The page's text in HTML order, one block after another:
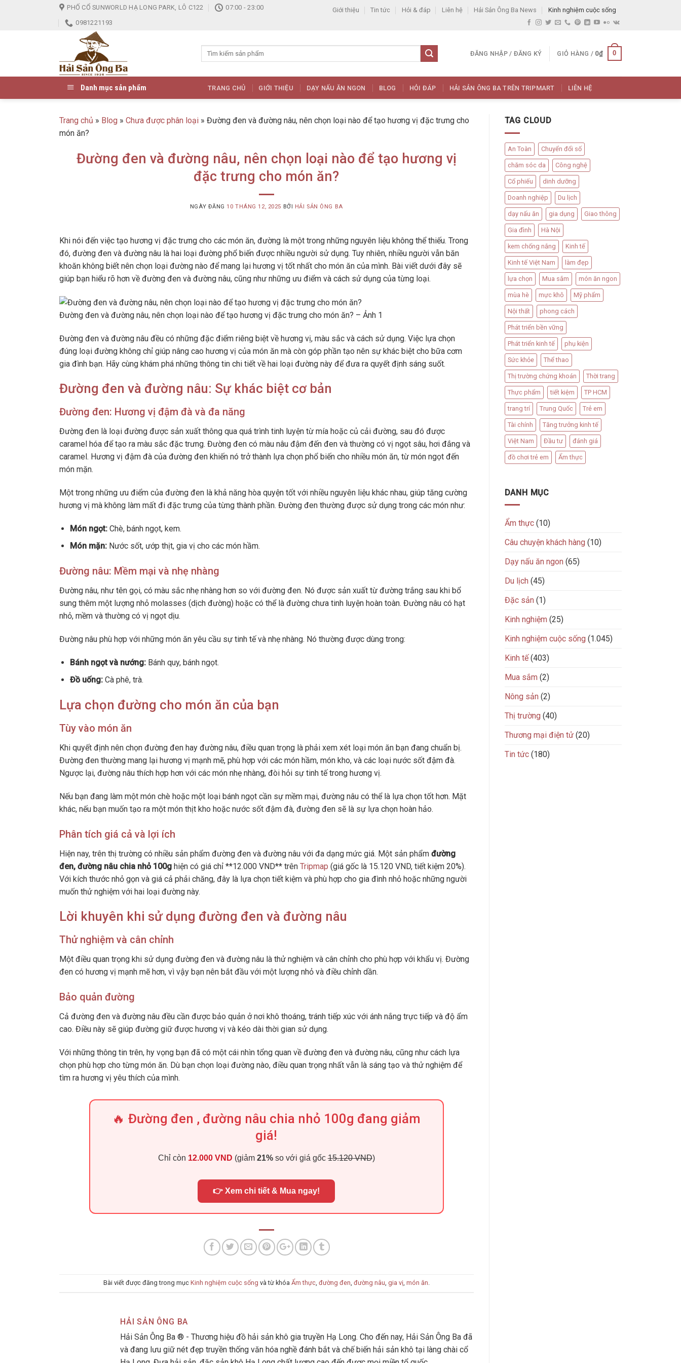
PHỐ CỔ SUNWORLD HẠ LONG PARK, LÔ C122
07:00 - 23:00
0981221193
Giới thiệu Tin tức Hỏi & đáp Liên hệ Hải Sản Ông Ba News Kinh nghiệm cuộc sống
ĐĂNG NHẬP / ĐĂNG KÝ GIỎ HÀNG / 0₫ 0
Danh mục sản phẩm TRANG CHỦ GIỚI THIỆU DẠY NẤU ĂN NGON BLOG HỎI ĐÁP HẢI SẢN ÔNG BA TRÊN TRIPMART LIÊN HỆ
Trang chủ » Blog » Chưa được phân loại » Đường đen và đường nâu, nên chọn loại nào để tạo hương vị đặc trưng cho
món ăn?
Đường đen và đường nâu, nên chọn loại nào để tạo hương vị
đặc trưng cho món ăn?
NGÀY ĐĂNG 10 THÁNG 12, 2025 BỞI HẢI SẢN ÔNG BA
Khi nói đến việc tạo hương vị đặc trưng cho các món ăn, đường là một trong những nguyên liệu không thể thiếu. Trong
đó, đường đen và đường nâu là hai loại đường phổ biến được nhiều người sử dụng. Tuy nhiên, nhiều người vẫn băn
khoăn không biết nên chọn loại đường nào để mang lại hương vị tốt nhất cho món ăn của mình. Bài viết dưới đây sẽ
giúp bạn hiểu rõ hơn về đường đen và đường nâu, cũng như những ưu điểm và cách sử dụng của từng loại.
Đường đen và đường nâu, nên chọn loại nào để tạo hương vị đặc trưng cho món ăn? – Ảnh 1
Đường đen và đường nâu đều có những đặc điểm riêng biệt về hương vị, màu sắc và cách sử dụng. Việc lựa chọn
đúng loại đường không chỉ giúp nâng cao hương vị của món ăn mà còn góp phần tạo nên sự khác biệt cho bữa cơm
gia đình bạn. Hãy cùng khám phá những thông tin chi tiết về hai loại đường này để đưa ra quyết định sáng suốt.
Đường đen và đường nâu: Sự khác biệt cơ bản
Đường đen: Hương vị đậm đà và đa năng
Đường đen là loại đường được sản xuất thông qua quá trình tinh luyện từ mía hoặc củ cải đường, sau đó được
caramel hóa để tạo ra màu sắc đặc trưng. Đường đen có màu nâu đậm đến đen và thường có vị ngọt sâu, hơi đắng và
caramel. Hương vị đậm đà của đường đen khiến nó trở thành lựa chọn phổ biến cho nhiều món ăn, từ món ngọt đến
món mặn.
Một trong những ưu điểm của đường đen là khả năng hòa quyện tốt với nhiều nguyên liệu khác nhau, giúp tăng cường
hương vị mà không làm mất đi đặc trưng của từng thành phần. Đường đen thường được sử dụng trong các món như:
Món ngọt:Chè, bánh ngọt, kem.
Món mặn:Nước sốt, ướp thịt, gia vị cho các món hầm.
Đường nâu: Mềm mại và nhẹ nhàng
Đường nâu, như tên gọi, có màu sắc nhẹ nhàng hơn so với đường đen. Nó được sản xuất từ đường trắng sau khi bổ
sung thêm một lượng nhỏ molasses (dịch đường) hoặc có thể là đường chưa tinh luyện hoàn toàn. Đường nâu có hạt
nhỏ, mềm và thường có vị ngọt dịu.
Đường nâu phù hợp với những món ăn yêu cầu sự tinh tế và nhẹ nhàng. Nó thường được dùng trong:
Bánh ngọt và nướng:Bánh quy, bánh ngọt.
Đồ uống:Cà phê, trà.
Lựa chọn đường cho món ăn của bạn
Tùy vào món ăn
Khi quyết định nên chọn đường đen hay đường nâu, điều quan trọng là phải xem xét loại món ăn bạn đang chuẩn bị.
Đường đen thường mang lại hương vị mạnh mẽ, phù hợp với các món hầm, món kho, và các loại nước sốt đậm đà.
Ngược lại, đường nâu thích hợp hơn với các món nhẹ nhàng, đòi hỏi sự tinh tế trong hương vị.
Nếu bạn đang làm một món chè hoặc một loại bánh ngọt cần sự mềm mại, đường nâu có thể là lựa chọn tốt hơn. Mặt
khác, nếu bạn muốn tạo ra một món thịt kho hoặc nước sốt đậm đà, đường đen sẽ là sự lựa chọn hoàn hảo.
Phân tích giá cả và lợi ích
Hiện nay, trên thị trường có nhiều sản phẩm đường đen và đường nâu với đa dạng mức giá. Một sản phẩm đường
đen, đường nâu chia nhỏ 100g hiện có giá chỉ **12.000 VND** trên Tripmap (giá gốc là 15.120 VND, tiết kiệm 20%).
Với kích thước nhỏ gọn và giá cả phải chăng, đây là lựa chọn tiết kiệm và phù hợp cho gia đình nhỏ hoặc những người
muốn thử nghiệm với hai loại đường này.
Lời khuyên khi sử dụng đường đen và đường nâu
Thử nghiệm và cân chỉnh
Một điều quan trọng khi sử dụng đường đen và đường nâu là thử nghiệm và cân chỉnh cho phù hợp với khẩu vị. Đường
đen có hương vị mạnh mẽ hơn, vì vậy bạn nên bắt đầu với một lượng nhỏ và điều chỉnh dần.
Bảo quản đường
Cả đường đen và đường nâu đều cần được bảo quản ở nơi khô thoáng, tránh tiếp xúc với ánh nắng trực tiếp và độ ẩm
cao. Điều này sẽ giúp đường giữ được hương vị và kéo dài thời gian sử dụng.
Với những thông tin trên, hy vọng bạn đã có một cái nhìn tổng quan về đường đen và đường nâu, cũng như cách lựa
chọn phù hợp cho từng món ăn. Dù bạn chọn loại đường nào, điều quan trọng nhất vẫn là sáng tạo và thử nghiệm để
tìm ra hương vị yêu thích của mình.
🔥 Đường đen , đường nâu chia nhỏ 100g đang giảm
giá!
Chỉ còn 12.000 VND (giảm 21%so với giá gốc15.120 VND)
👉 Xem chi tiết & Mua ngay!
Bài viết được đăng trong mục Kinh nghiệm cuộc sống và từ khóa Ẩm thực, đường đen, đường nâu, gia vị, món ăn.
HẢI SẢN ÔNG BA
Hải Sản Ông Ba ® - Thương hiệu đồ hải sản khô gia truyền Hạ Long. Cho đến nay, Hải Sản Ông Ba đã
và đang lưu giữ nét đẹp truyền thống văn hóa nghề đánh bắt và chế biến hải sản khô tại làng chài cổ
TAG CLOUD
An Toàn Chuyển đổi số
chăm sóc da Công nghệ
Cổ phiếu dinh dưỡng
Doanh nghiệp Du lịch
dạy nấu ăn gia dụng Giao thông
Gia đình Hà Nội
kem chống nắng Kinh tế
Kinh tế Việt Nam làm đẹp
lựa chọn Mua sắm món ăn ngon
mùa hè mực khô Mỹ phẩm
Nội thất phong cách
Phát triển bền vững
Phát triển kinh tế phụ kiện
Sức khỏe Thể thao
Thị trường chứng khoán Thời trang
Thực phẩm tiết kiệm TP HCM
trang trí Trung Quốc Trẻ em
Tài chính Tăng trưởng kinh tế
Việt Nam Đầu tư đánh giá
đồ chơi trẻ em Ẩm thực
DANH MỤC
Ẩm thực(10)
Câu chuyện khách hàng (10)
Dạy nấu ăn ngon (65)
Du lịch (45)
Đặc sản (1)
Kinh nghiệm (25)
Kinh nghiệm cuộc sống (1.045)
Kinh tế(403)
Mua sắm (2)
Nông sản (2)
Thị trường (40)
Thương mại điện tử(20)
Tin tức(180)